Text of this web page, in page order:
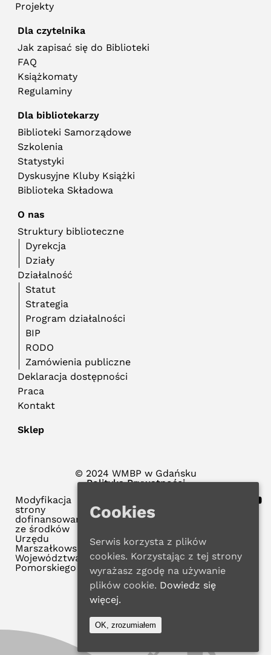
Projekty
Dla czytelnika
Jak zapisać się do Biblioteki
FAQ
Książkomaty
Regulaminy
Dla bibliotekarzy
Biblioteki Samorządowe
Szkolenia
Statystyki
Dyskusyjne Kluby Książki
Biblioteka Składowa
O nas
Struktury biblioteczne
Dyrekcja
Działy
Działalność
Statut
Strategia
Program działalności
BIP
RODO
Zamówienia publiczne
Deklaracja dostępności
Praca
Kontakt
Sklep
© 2024 WMBP w Gdańsku
Polityka Prywatności
Modyfikacja
strony
dofinansowana
ze środków
Urzędu
Marszałkowskiego
Województwa
Pomorskiego
Cookies
Serwis korzysta z plików
cookies. Korzystając z tej strony
wyrażasz zgodę na używanie
plików cookie. Dowiedz się
więcej.
OK, zrozumiałem